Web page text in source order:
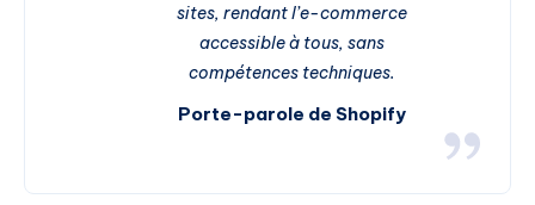
sites, rendant l’e-commerce
accessible à tous, sans
compétences techniques.
Porte-parole de Shopify